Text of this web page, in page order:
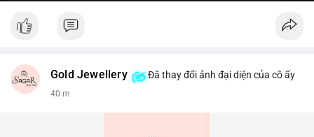
Gold Jewellery Đã thay đổi ảnh đại diện của cô ấy
40 m